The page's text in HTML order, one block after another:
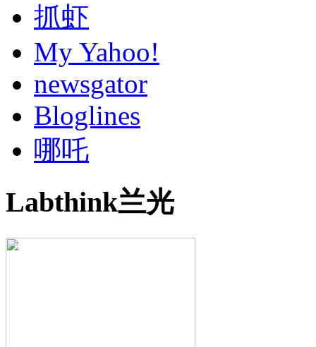
抓虾
My Yahoo!
newsgator
Bloglines
哪吒
Labthink兰光